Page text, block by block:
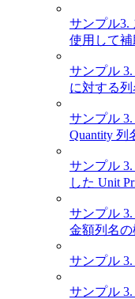
サンプル3.
使用して
サンプル 3.
に対する
サンプル 3.
Quantity 列
サンプル
した Unit
サンプル
金額列名の
サンプル 3.
サンプル 3.